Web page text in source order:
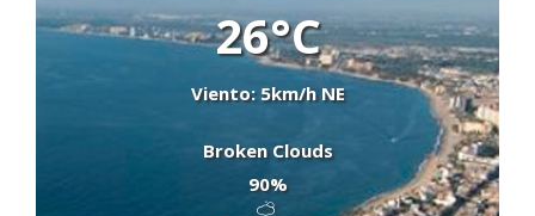
26°C
Viento: 5km/h NE
Broken Clouds
90%